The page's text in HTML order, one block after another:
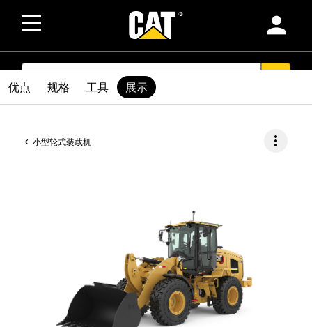
person
SEARCH
小型轮式装载机 more_vert
优点 规格 工具 展示